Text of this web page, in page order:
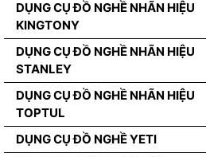
DỤNG CỤ ĐỒ NGHỀ NHÃN HIỆU
KINGTONY
DỤNG CỤ ĐỒ NGHỀ NHÃN HIỆU
STANLEY
DỤNG CỤ ĐỒ NGHỀ NHÃN HIỆU
TOPTUL
DỤNG CỤ ĐỒ NGHỀ YETI